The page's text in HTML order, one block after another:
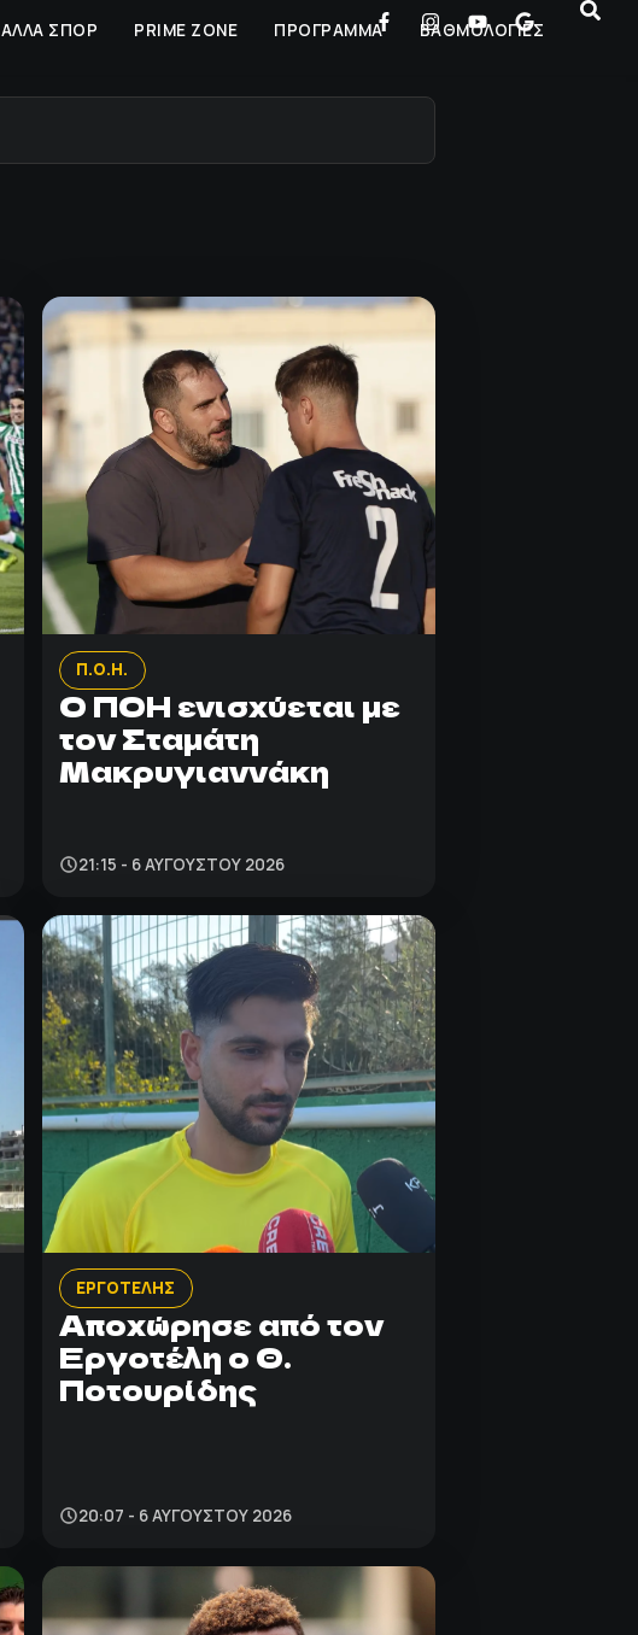
ΑΛΛΑ ΣΠΟΡ PRIME ZONE ΠΡΟΓΡΑΜΜΑ ΒΑΘΜΟΛΟΓΙΕΣ
Π.Ο.Η.
Ο ΠΟΗ ενισχύεται με
τον Σταμάτη
Μακρυγιαννάκη
21:15 - 6 ΑΥΓΟΎΣΤΟΥ 2026
ΕΡΓΟΤΕΛΗΣ
Αποχώρησε από τον
Εργοτέλη ο Θ.
Ποτουρίδης
20:07 - 6 ΑΥΓΟΎΣΤΟΥ 2026